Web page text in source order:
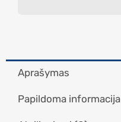
Aprašymas
Papildoma informacija